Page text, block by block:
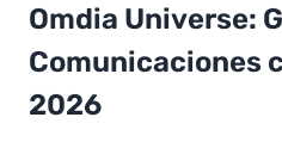
Omdia Universe:
Comunicaciones
2026